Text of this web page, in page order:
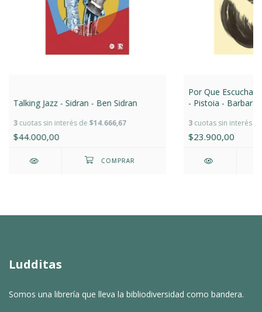
Talking Jazz - Sidran - Ben Sidran
3cuotas sin interés de $14.666,67
$44.000,00
Por Que
- Pistoia - Barbara
3cuotas sin interés
$23.900,00
Ludditas
Somos una librería que lleva la bibliodiversidad como bandera.